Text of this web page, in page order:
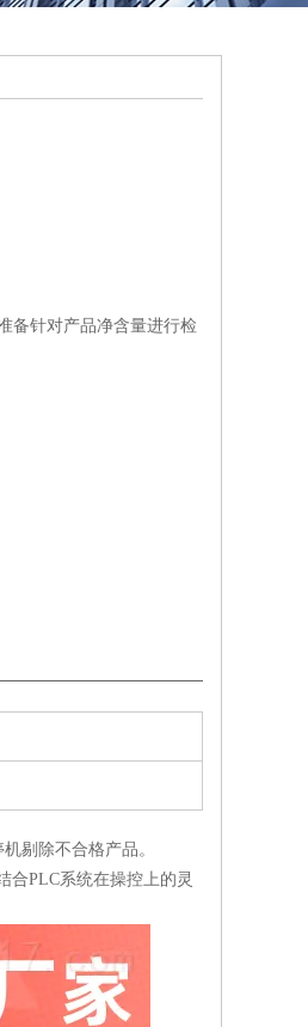
备针对产品净含量进行检
剔除不合格产品。
合PLC系统在操控上的灵